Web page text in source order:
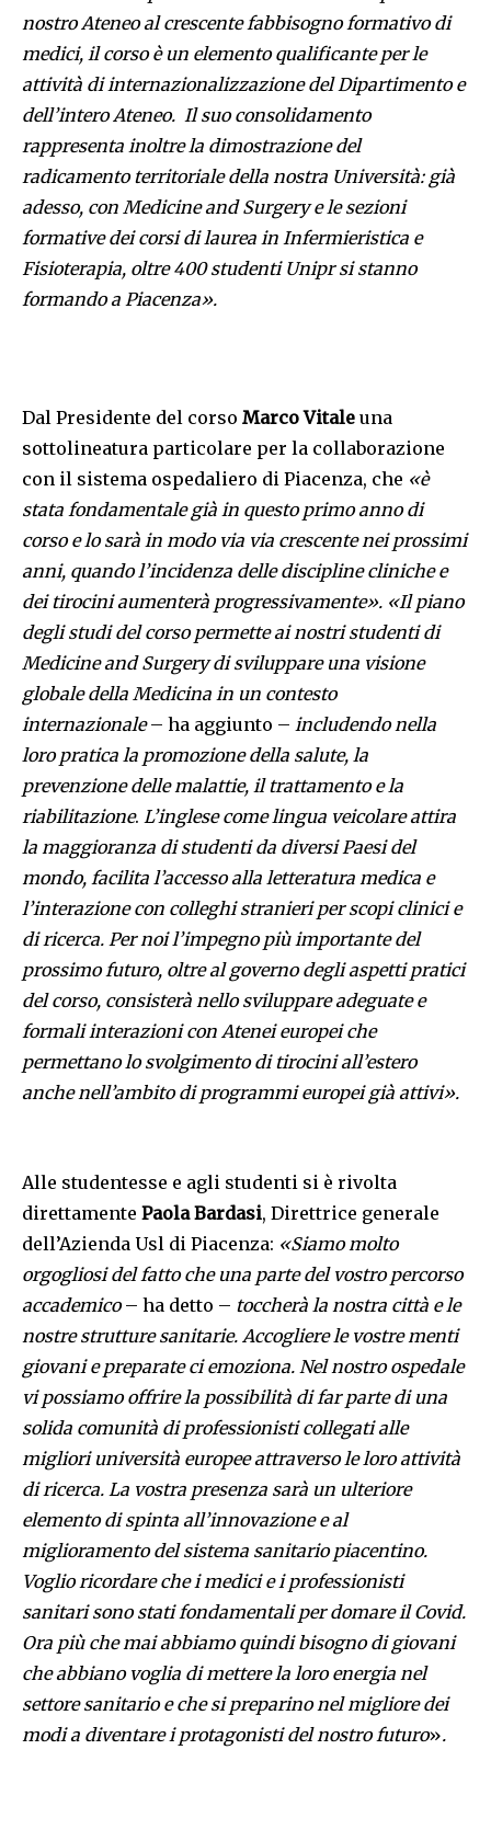
nostro Ateneo al crescente fabbisogno formativo di
medici, il corso è un elemento qualificante per le
attività di internazionalizzazione del Dipartimento e
dell’intero Ateneo. Il suo consolidamento
rappresenta inoltre la dimostrazione del
radicamento territoriale della nostra Università: già
adesso, con Medicine and Surgery e le sezioni
formative dei corsi di laurea in Infermieristica e
Fisioterapia, oltre 400 studenti Unipr si stanno
formando a Piacenza».
Dal Presidente del corso Marco Vitale una
sottolineatura particolare per la collaborazione
con il sistema ospedaliero di Piacenza, che «è
stata fondamentale già in questo primo anno di
corso e lo sarà in modo via via crescente nei prossimi
anni, quando l’incidenza delle discipline cliniche e
dei tirocini aumenterà progressivamente». «Il piano
degli studi del corso permette ai nostri studenti di
Medicine and Surgery di sviluppare una visione
globale della Medicina in un contesto
internazionale– ha aggiunto – includendo nella
loro pratica la promozione della salute, la
prevenzione delle malattie, il trattamento e la
riabilitazione. L’inglese come lingua veicolare attira
la maggioranza di studenti da diversi Paesi del
mondo, facilita l’accesso alla letteratura medica e
l’interazione con colleghi stranieri per scopi clinici e
di ricerca. Per noi l’impegno più importante del
prossimo futuro, oltre al governo degli aspetti pratici
del corso, consisterà nello sviluppare adeguate e
formali interazioni con Atenei europei che
permettano lo svolgimento di tirocini all’estero
anche nell’ambito di programmi europei già attivi».
Alle studentesse e agli studenti si è rivolta
direttamente Paola Bardasi, Direttrice generale
dell’Azienda Usl di Piacenza: «Siamo molto
orgogliosi del fatto che una parte del vostro percorso
accademico– ha detto – toccherà la nostra città e le
nostre strutture sanitarie. Accogliere le vostre menti
giovani e preparate ci emoziona. Nel nostro ospedale
vi possiamo offrire la possibilità di far parte di una
solida comunità di professionisti collegati alle
migliori università europee attraverso le loro attività
di ricerca. La vostra presenza sarà un ulteriore
elemento di spinta all’innovazione e al
miglioramento del sistema sanitario piacentino.
Voglio ricordare che i medici e i professionisti
sanitari sono stati fondamentali per domare il Covid.
Ora più che mai abbiamo quindi bisogno di giovani
che abbiano voglia di mettere la loro energia nel
settore sanitario e che si preparino nel migliore dei
modi a diventare i protagonisti del nostro futuro».